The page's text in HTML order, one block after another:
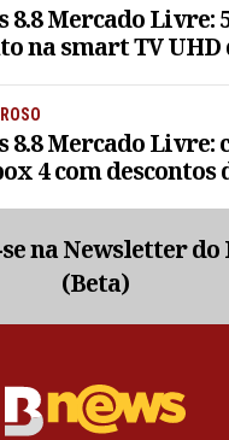
8.8 Mercado Livre:
na smart TV UHD
8.8 Mercado Livre:
4 com descontos
na Newsletter do
(Beta)